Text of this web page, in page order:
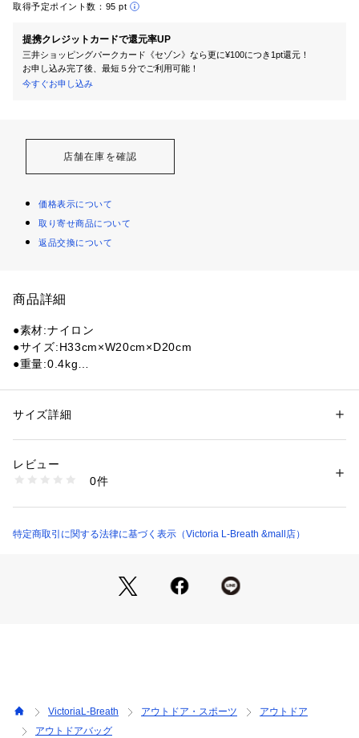
取得予定ポイント数： 95 pt
提携クレジットカードで還元率UP
三井ショッピングパークカード《セゾン》なら更に¥100につき1pt還元！
お申し込み完了後、最短５分でご利用可能！
今すぐお申し込み
店舗在庫を確認
価格表示について
取り寄せ商品について
返品交換について
商品詳細
●素材:ナイロン
●サイズ:H33cm×W20cm×D20cm
●重量:0.4kg
ショルダーストラップ
●本体上部のハンドル
●YKKジッパー
の荷物を快適に運ぶ事が出来るウェストバッグです。
可能で広い開口部と内部の視認性が確保されます。正面にはキ
ークリップが付いたポケットがあり、鍵や小物を収納出来ま
●メーカーカラー表記:ポンデローサ
性別：レディース
商品番号：
10880561501 （ショップ）
サイズ詳細
レビュー
0件
特定商取引に関する法律に基づく表示（Victoria L-Breath &mall店）
VictoriaL-Breath アウトドア・スポーツ
アウトドア
アウトドアバッグ